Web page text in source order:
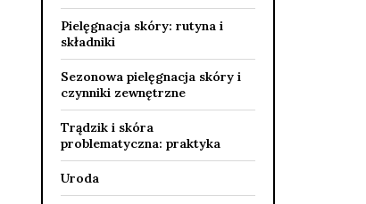
Pielęgnacja skóry: rutyna i
składniki
Sezonowa pielęgnacja skóry i
czynniki zewnętrzne
Trądzik i skóra
problematyczna: praktyka
Uroda